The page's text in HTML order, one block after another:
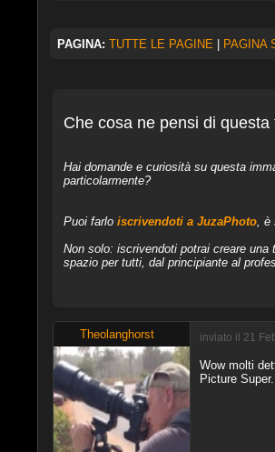
PAGINA: TUTTE LE PAGINE PAGINA
Che cosa ne pensi di questa
Hai domande e curiosità su questa
particolarmente?
Puoi farlo iscrivendoti a JuzaPhoto, è
Non solo: iscrivendoti potrai creare
spazio per tutti, dal principiante al
Theolanghorst inviato il 21
Wow molti
Picture